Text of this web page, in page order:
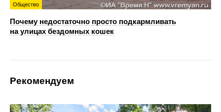
Общество
Почему недостаточно просто подкармливать
на улицах бездомных кошек
Рекомендуем